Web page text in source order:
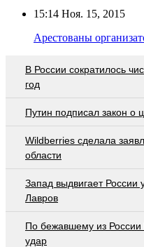
15:14 Ноя. 15, 2015
Арестованы
В России сократилось
год
Путин подписал закон о
Wildberries cделала
области
Запад выдвигает
Лавров
По бежавшему из
удар